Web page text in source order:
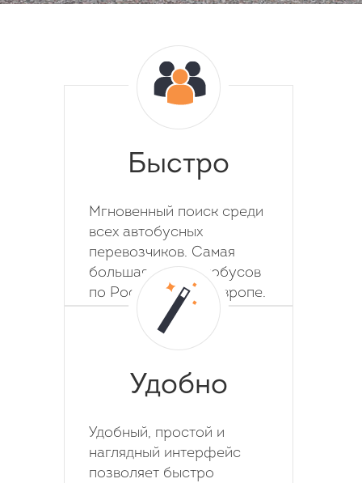
Быстро
Мгновенный поиск среди
всех автобусных
перевозчиков. Самая
большая база автобусов
по России, СНГ и Европе.
Удобно
Удобный, простой и
наглядный интерфейс
позволяет быстро